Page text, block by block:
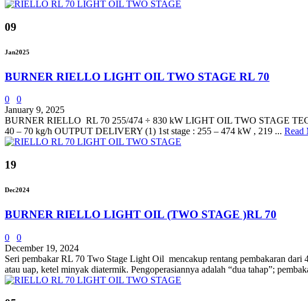
09
Jan2025
BURNER RIELLO LIGHT OIL TWO STAGE RL 70
0
0
January 9, 2025
BURNER RIELLO RL 70 255/474 ÷ 830 kW LIGHT OIL TWO STAGE
40 – 70 kg/h OUTPUT DELIVERY (1) 1st stage : 255 – 474 kW , 219 ... Read
19
Dec2024
BURNER RIELLO LIGHT OIL (TWO STAGE )RL 70
0
0
December 19, 2024
Seri pembakar RL 70 Two Stage Light Oil mencakup rentang pembakaran dari
atau uap, ketel minyak diatermik. Pengoperasiannya adalah “dua tahap”;